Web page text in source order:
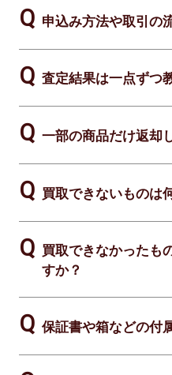
申込み方法や取引の
査定結果は一点ずつ
一部の商品だけ返却
買取できないものは
買取できなかったも
すか？
保証書や箱などの付